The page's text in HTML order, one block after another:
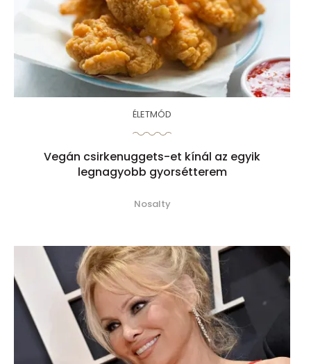
ÉLETMÓD
Vegán csirkenuggets-et kínál az egyik
legnagyobb gyorsétterem
Nosalty